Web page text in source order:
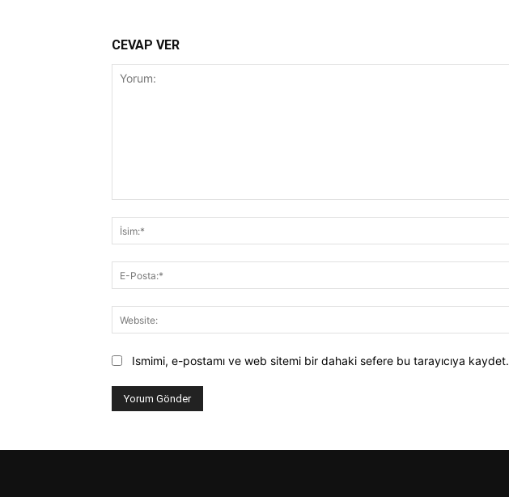
CEVAP VER
Ismimi, e-postamı ve web sitemi bir dahaki sefere bu tarayıcıya kaydet.